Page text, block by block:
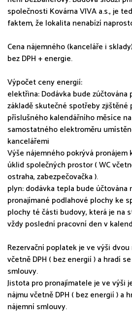
společnosti Kovárna VIVA a.s., je
faktem, že lokalita nenabízí
Cena nájemného (kanceláře i
bez DPH + energie.
Výpočet ceny energií:
elektřina: Dodávka bude zúčtována
základě skutečné spotřeby
příslušného kalendářního měsíce
samostatného elektroměru
kancelářemi
Výše nájemného pokrývá pronájem
úklid společných prostor ( WC
ostraha, zabezpečovačka ).
plyn: dodávka tepla bude účtována
pronajímané podlahové plochy ke
plochy té části budovy, která je na
vždy poslední pracovní den v
Rezervační poplatek je ve výši
včetně DPH ( bez energií ) a hradí
smlouvy.
Jistota pro pronajímatele je ve výši
nájmu včetně DPH ( bez energií ) a
nájemní smlouvy.